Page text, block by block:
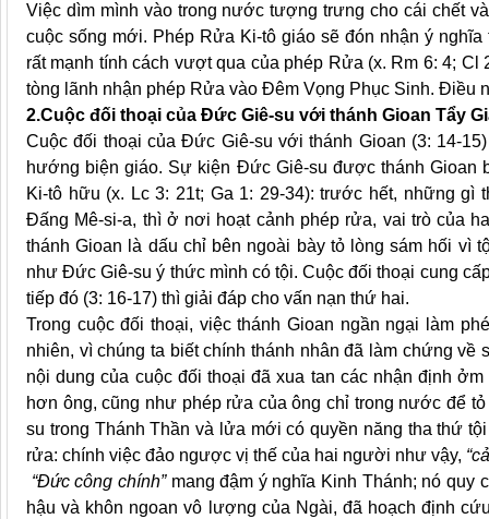
Việc dìm mình vào trong nước tượng trưng cho cái chết
cuộc sống mới. Phép Rửa Ki-tô giáo sẽ đón nhận ý
rất mạnh tính cách vượt qua của phép Rửa (x. Rm 6: 4;
tòng lãnh nhận phép Rửa vào Đêm Vọng Phục Sinh. Điều
2.Cuộc đối thoại của Đức Giê-su với thánh Gioan Tẩy
Cuộc đối thoại của Đức Giê-su với thánh Gioan (3: 14-
hướng biện giáo. Sự kiện Đức Giê-su được thánh Gioan
Ki-tô hữu (x. Lc 3: 21t; Ga 1: 29-34): trước hết, những
Đấng Mê-si-a, thì ở nơi hoạt cảnh phép rửa, vai trò của
thánh Gioan là dấu chỉ bên ngoài bày tỏ lòng sám hối vì
như Đức Giê-su ý thức mình có tội. Cuộc đối thoại cung
tiếp đó (3: 16-17) thì giải đáp cho vấn nạn thứ hai.
Trong cuộc đối thoại, việc thánh Gioan ngần ngại làm
nhiên, vì chúng ta biết chính thánh nhân đã làm chứng
nội dung của cuộc đối thoại đã xua tan các nhận định
hơn ông, cũng như phép rửa của ông chỉ trong nước để
su trong Thánh Thần và lửa mới có quyền năng tha thứ
rửa: chính việc đảo ngược vị thế của hai người như vậy,
“Đức công chính”mang đậm ý nghĩa Kinh Thánh; nó quy
hậu và khôn ngoan vô lượng của Ngài, đã hoạch định